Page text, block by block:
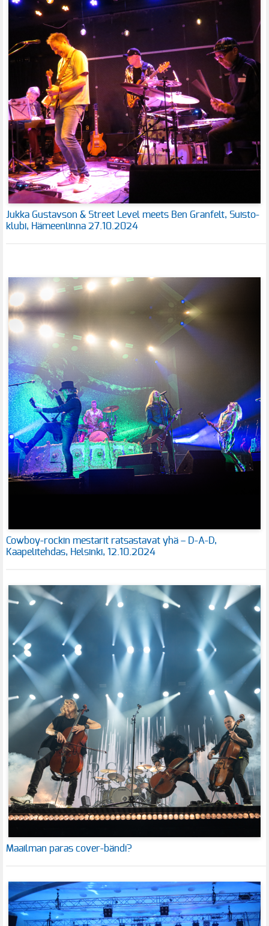
Jukka Gustavson & Street Level meets Ben Granfelt, Suisto-
klubi, Hämeenlinna 27.10.2024
Cowboy-rockin mestarit ratsastavat yhä – D-A-D,
Kaapelitehdas, Helsinki, 12.10.2024
Maailman paras cover-bändi?